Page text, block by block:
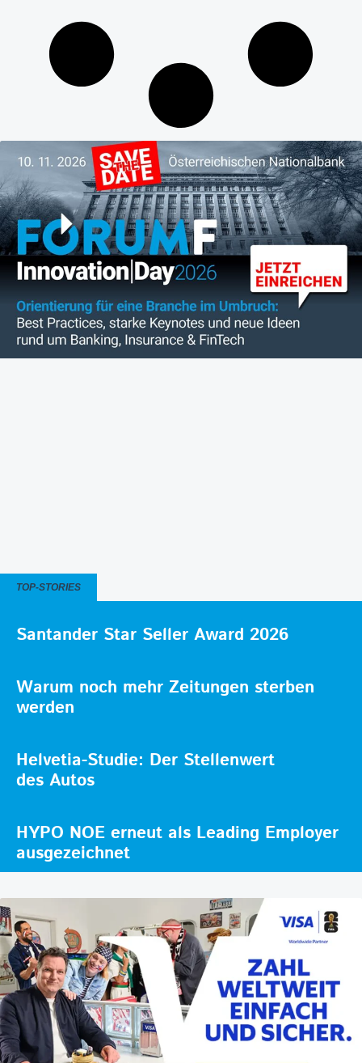
TOP-STORIES
Santander Star Seller Award 2026
Warum noch mehr Zeitungen sterben
werden
Helvetia-Studie: Der Stellenwert
des Autos
HYPO NOE erneut als Leading Employer
ausgezeichnet